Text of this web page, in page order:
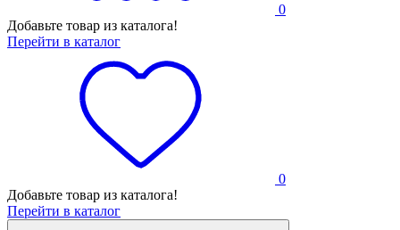
0
Добавьте товар из каталога!
Перейти в каталог
0
Добавьте товар из каталога!
Перейти в каталог